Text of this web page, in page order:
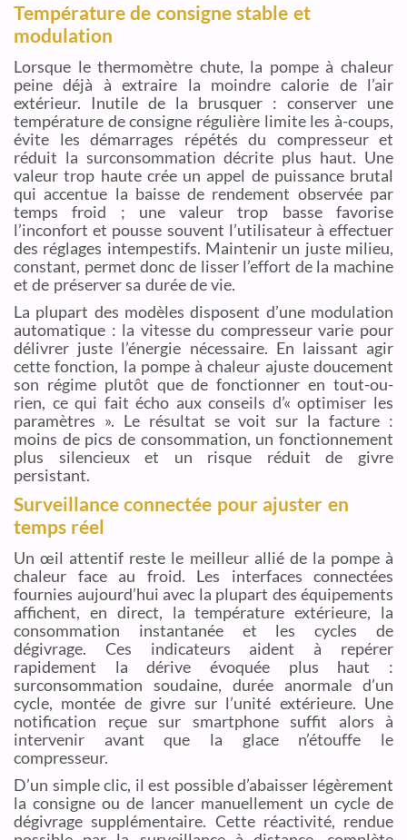
Température de consigne stable et
modulation
Lorsque le thermomètre chute, la pompe à chaleur
peine déjà à extraire la moindre calorie de l’air
extérieur. Inutile de la brusquer : conserver une
température de consigne régulière limite les à-coups,
évite les démarrages répétés du compresseur et
réduit la surconsommation décrite plus haut. Une
valeur trop haute crée un appel de puissance brutal
qui accentue la baisse de rendement observée par
temps froid ; une valeur trop basse favorise
l’inconfort et pousse souvent l’utilisateur à effectuer
des réglages intempestifs. Maintenir un juste milieu,
constant, permet donc de lisser l’effort de la machine
et de préserver sa durée de vie.
La plupart des modèles disposent d’une modulation
automatique : la vitesse du compresseur varie pour
délivrer juste l’énergie nécessaire. En laissant agir
cette fonction, la pompe à chaleur ajuste doucement
son régime plutôt que de fonctionner en tout-ou-
rien, ce qui fait écho aux conseils d’« optimiser les
paramètres ». Le résultat se voit sur la facture :
moins de pics de consommation, un fonctionnement
plus silencieux et un risque réduit de givre
persistant.
Surveillance connectée pour ajuster en
temps réel
Un œil attentif reste le meilleur allié de la pompe à
chaleur face au froid. Les interfaces connectées
fournies aujourd’hui avec la plupart des équipements
affichent, en direct, la température extérieure, la
consommation instantanée et les cycles de
dégivrage. Ces indicateurs aident à repérer
rapidement la dérive évoquée plus haut :
surconsommation soudaine, durée anormale d’un
cycle, montée de givre sur l’unité extérieure. Une
notification reçue sur smartphone suffit alors à
intervenir avant que la glace n’étouffe le
compresseur.
D’un simple clic, il est possible d’abaisser légèrement
la consigne ou de lancer manuellement un cycle de
dégivrage supplémentaire. Cette réactivité, rendue